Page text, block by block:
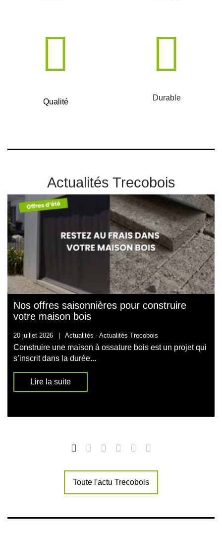
Qualité Durable
Actualités Trecobois
Nos offres saisonnières pour construire
votre maison bois
20 juillet 2026 | Actualités - Actualités Trecobois
Construire une maison à ossature bois est un projet qui
s’inscrit dans la durée...
Lire la suite
Toute l'actu Trecobois